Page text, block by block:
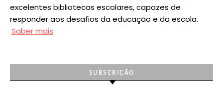
excelentes bibliotecas escolares, capazes de
responder aos desafios da educação e da escola.
Saber mais
SUBSCRIÇÃO